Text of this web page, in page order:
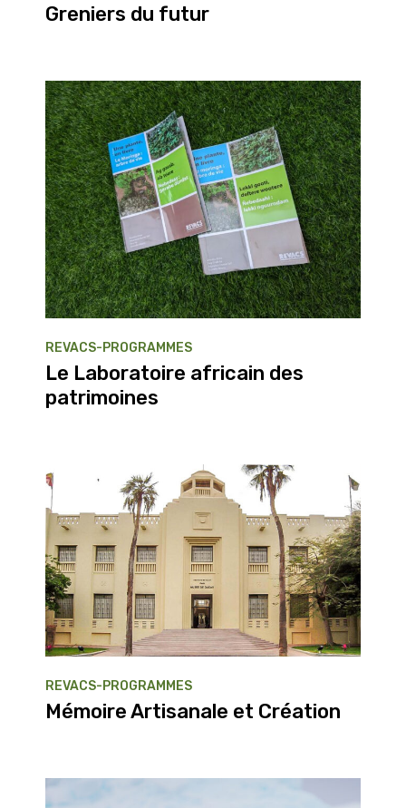
Greniers du futur
REVACS-PROGRAMMES
Le Laboratoire africain des
patrimoines
REVACS-PROGRAMMES
Mémoire Artisanale et Création